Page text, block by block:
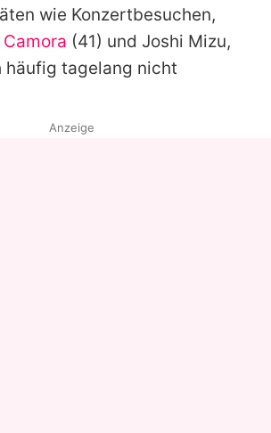
wie Konzertbesuchen,
Camora (41) und Joshi Mizu,
häufig tagelang nicht
Anzeige